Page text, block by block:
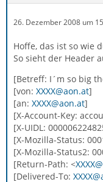
26. Dezember 2008 um
Hoffe, das ist so wie
So sieht der Header
[Betreff: I´m so big
[von: XXXX@aon.at]
[an: XXXX@aon.at]
[X-Account-Key:
[X-UIDL:
[X-Mozilla-Status:
[X-Mozilla-Status2:
[Return-Path: <
[Delivered-To: